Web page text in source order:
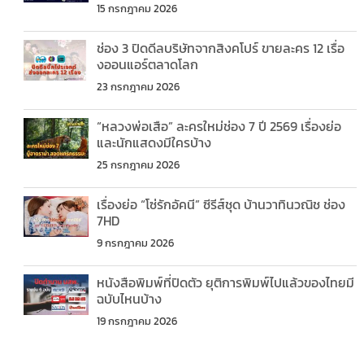
15 กรกฎาคม 2026
ช่อง 3 ปิดดีลบริษัทจากสิงคโปร์ ขายละคร 12 เรื่อ
งออนแอร์ตลาดโลก
23 กรกฎาคม 2026
“หลวงพ่อเสือ” ละครใหม่ช่อง 7 ปี 2569 เรื่องย่อ
และนักแสดงมีใครบ้าง
25 กรกฎาคม 2026
เรื่องย่อ “โซ่รักอัคนี” ซีรีส์ชุด บ้านวาทินวณิช ช่อง
7HD
9 กรกฎาคม 2026
หนังสือพิมพ์ที่ปิดตัว ยุติการพิมพ์ไปแล้วของไทยมี
ฉบับไหนบ้าง
19 กรกฎาคม 2026